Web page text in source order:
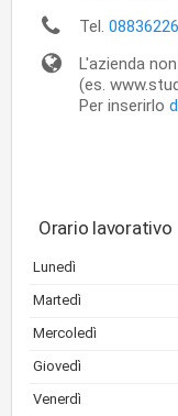
Tel.
L'azienda
(es.
Per inserirlo
Orario lavorativo
Lunedì
Martedì
Mercoledì
Giovedì
Venerdì